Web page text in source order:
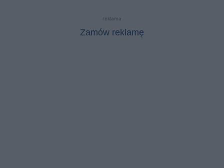
reklama
Zamów reklamę